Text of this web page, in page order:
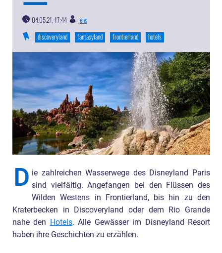
04.05.21, 17:44
jens
discoveryland
fantasyland frontierland hotels
D ie zahlreichen Wasserwege des Disneyland Paris
sind vielfältig. Angefangen bei den Flüssen des
Wilden Westens in Frontierland, bis hin zu den
Kraterbecken in Discoveryland oder dem Rio Grande
nahe den
Hotels. Alle Gewässer im Disneyland Resort
haben ihre Geschichten zu erzählen.